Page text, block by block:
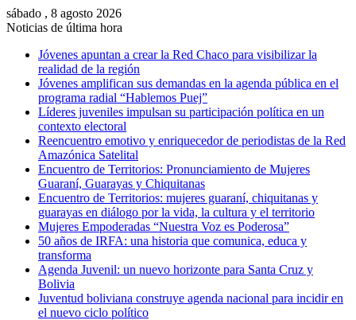
sábado , 8 agosto 2026
Noticias de última hora
Jóvenes apuntan a crear la Red Chaco para visibilizar la
realidad de la región
Jóvenes amplifican sus demandas en la agenda pública en el
programa radial “Hablemos Puej”
Líderes juveniles impulsan su participación política en un
contexto electoral
Reencuentro emotivo y enriquecedor de periodistas de la Red
Amazónica Satelital
Encuentro de Territorios: Pronunciamiento de Mujeres
Guaraní, Guarayas y Chiquitanas
Encuentro de Territorios: mujeres guaraní, chiquitanas y
guarayas en diálogo por la vida, la cultura y el territorio
Mujeres Empoderadas “Nuestra Voz es Poderosa”
50 años de IRFA: una historia que comunica, educa y
transforma
Agenda Juvenil: un nuevo horizonte para Santa Cruz y
Bolivia
Juventud boliviana construye agenda nacional para incidir en
el nuevo ciclo político